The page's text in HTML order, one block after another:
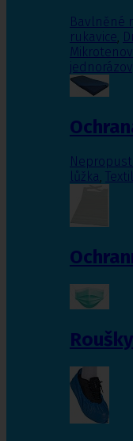
Bavlněné
rukavice,
lůžka,